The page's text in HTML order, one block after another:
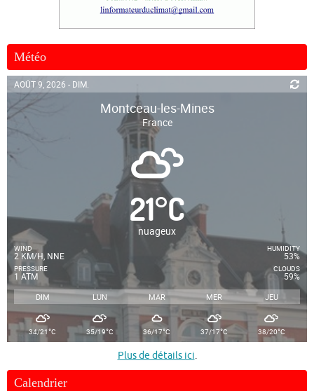
Météo
AOÛT 9, 2026 - DIM.
Montceau-les-Mines
France
21°C
nuageux
WIND
2 KM/H, NNE
PRESSURE
1 ATM
HUMIDITY
53%
CLOUDS
59%
DIM LUN MAR MER JEU
34/21°C 35/19°C 36/17°C 37/17°C 38/20°C
Plus de détails ici.
Calendrier